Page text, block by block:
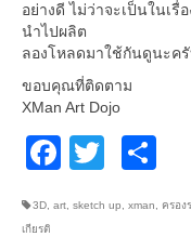
อย่างดี ไม่ว่าจะเป็นในเ
นำไปผลิต
ลองโหลดมาใช้กันดูนะค
ขอบคุณที่ติดตาม
XMan Art Dojo
Twitter
3D art sketch up xman ครอง
เกียรติ